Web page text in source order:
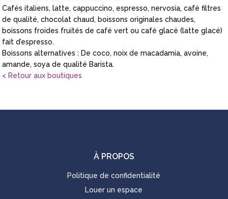
Cafés italiens, latte, cappuccino, espresso, nervosia, café filtres
de qualité, chocolat chaud, boissons originales chaudes,
boissons froides fruités de café vert ou café glacé (latte glacé)
fait d’espresso.
Boissons alternatives : De coco, noix de macadamia, avoine,
amande, soya de qualité Barista.
< Retour aux boutiques
À PROPOS
Politique de confidentialité
Louer un espace